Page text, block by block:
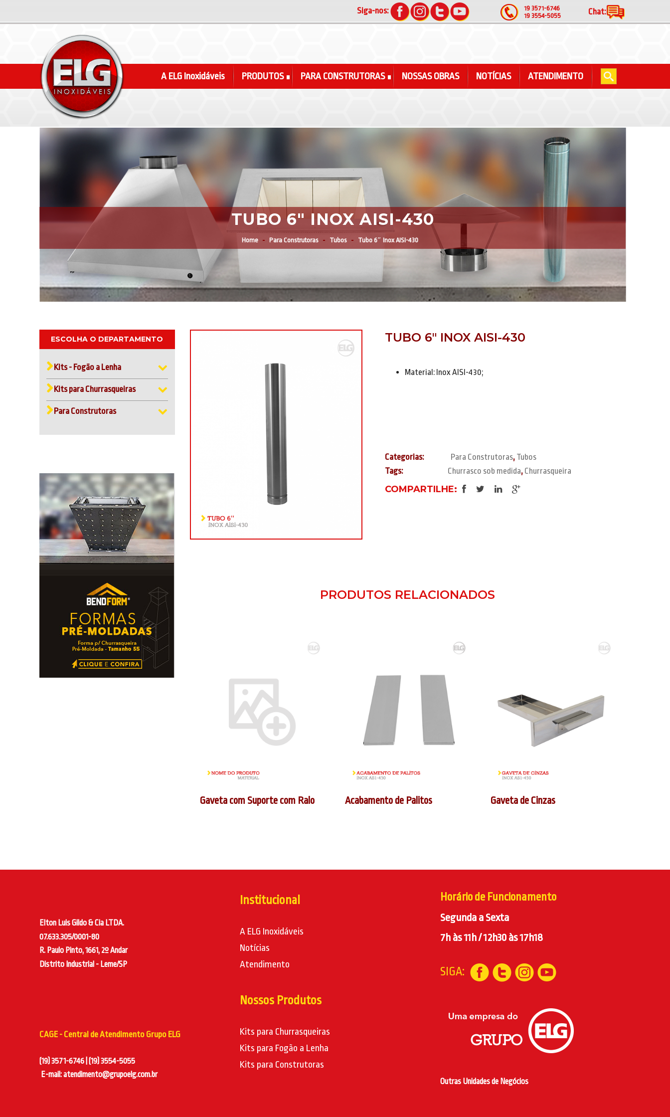
Siga-nos:
19 3571-6746
19 3554-5055
Chat:
A ELG Inoxidáveis PRODUTOS PARA CONSTRUTORAS NOSSAS OBRAS NOTÍCIAS ATENDIMENTO
TUBO 6″ INOX AISI-430
Home Para Construtoras Tubos Tubo 6″ Inox AISI-430
ESCOLHA O DEPARTAMENTO
Kits - Fogão a Lenha
Kits para Churrasqueiras
Para Construtoras
TUBO 6″ INOX AISI-430
Material: Inox AISI-430;
Categorias: Para Construtoras, Tubos
Tags:
Churrasco sob medida, Churrasqueira
COMPARTILHE:
PRODUTOS RELACIONADOS
Gaveta com Suporte com Ralo Acabamento de Palitos Gaveta de Cinzas
Horário de Funcionamento
Segunda a Sexta
7h às 11h / 12h30 às 17h18
SIGA:
Outras Unidades de Negócios
Institucional
A ELG Inoxidáveis
Notícias
Atendimento
Nossos Produtos
Kits para Churrasqueiras
Kits para Fogão a Lenha
Kits para Construtoras
Elton Luis Gildo & Cia LTDA.
07.633.305/0001-80
R. Paulo Pinto, 1661, 2º Andar
Distrito Industrial - Leme/SP
CAGE - Central de Atendimento Grupo ELG
(19) 3571-6746 | (19) 3554-5055
E-mail: atendimento@grupoelg.com.br